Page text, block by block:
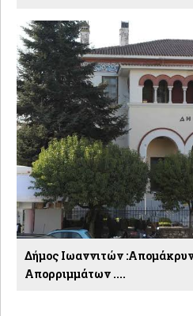
Δήμος Ιωαννιτών
Απορριμμάτων ....